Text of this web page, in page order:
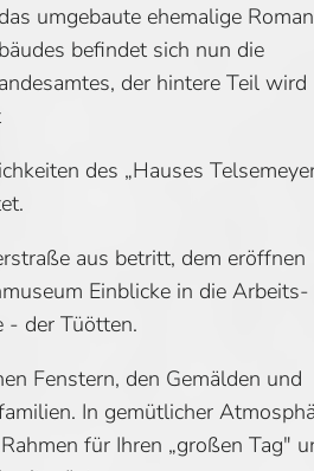
umgebaute ehemalige
befindet sich nun die
der hintere Teil wird
des „Hauses
aus betritt, dem eröffnen
Einblicke in die Arbeits-
- der Tüötten.
Fenstern, den Gemälden und
In gemütlicher
für Ihren „großen Tag"